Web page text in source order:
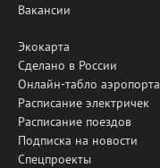
Вакансии
Экокарта
Сделано в России
Онлайн-табло аэропорта
Расписание электричек
Расписание поездов
Подписка на новости
Спецпроекты